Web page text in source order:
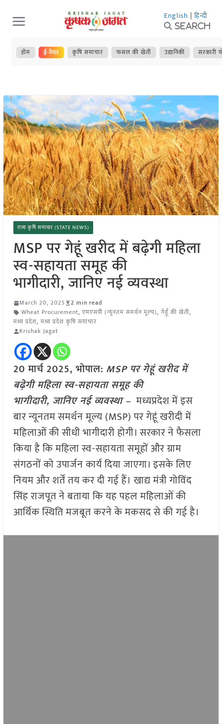
Skip
to
content
English | हिन्दी
Search
होम ई-पेपर कृषि समाचार फसल की खेती उद्यानिकी सरकारी
राज्य कृषि समाचार (STATE NEWS)
MSP पर गेहूं खरीद में बढ़ेगी महिला
स्व-सहायता समूह की
भागीदारी, जानिए नई व्यवस्था
March 20, 2025
2 min read
Wheat Procurement, एमएसपी (न्यूनतम समर्थन मूल्य), गेहूँ की खेती,
मध्य प्रदेश, मध्य प्रदेश कृषि समाचार
Krishak Jagat
20 मार्च 2025, भोपाल: MSP पर गेहूं खरीद में
बढ़ेगी महिला स्व-सहायता समूह की
भागीदारी, जानिए नई व्यवस्था – मध्यप्रदेश में इस
बार न्यूनतम समर्थन मूल्य (MSP) पर गेहूं खरीदी में
महिलाओं की सीधी भागीदारी होगी। सरकार ने फैसला
किया है कि महिला स्व-सहायता समूहों और ग्राम
संगठनों को उपार्जन कार्य दिया जाएगा। इसके लिए
नियम और शर्तें तय कर दी गई हैं। खाद्य मंत्री गोविंद
सिंह राजपूत ने बताया कि यह पहल महिलाओं की
आर्थिक स्थिति मजबूत करने के मकसद से की गई है।